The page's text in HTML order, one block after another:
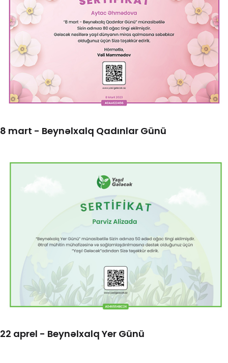
8 mart - Beynəlxalq Qadınlar Günü
22 aprel - Beynəlxalq Yer Günü